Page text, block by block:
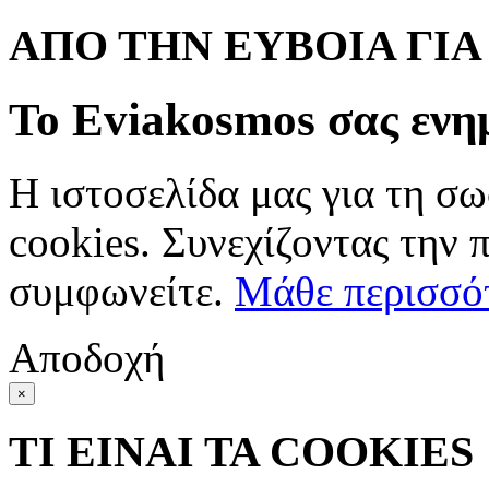
ΑΠΟ ΤΗΝ ΕΥΒΟΙΑ
Το Eviakosmos σας
Η ιστοσελίδα μας για τη
cookies. Συνεχίζοντας την
συμφωνείτε. Μάθε
Αποδοχή
×
ΤΙ ΕΙΝΑΙ ΤΑ COOKIES